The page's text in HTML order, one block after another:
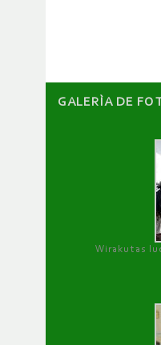
GALERÌA DE
Wirakutas